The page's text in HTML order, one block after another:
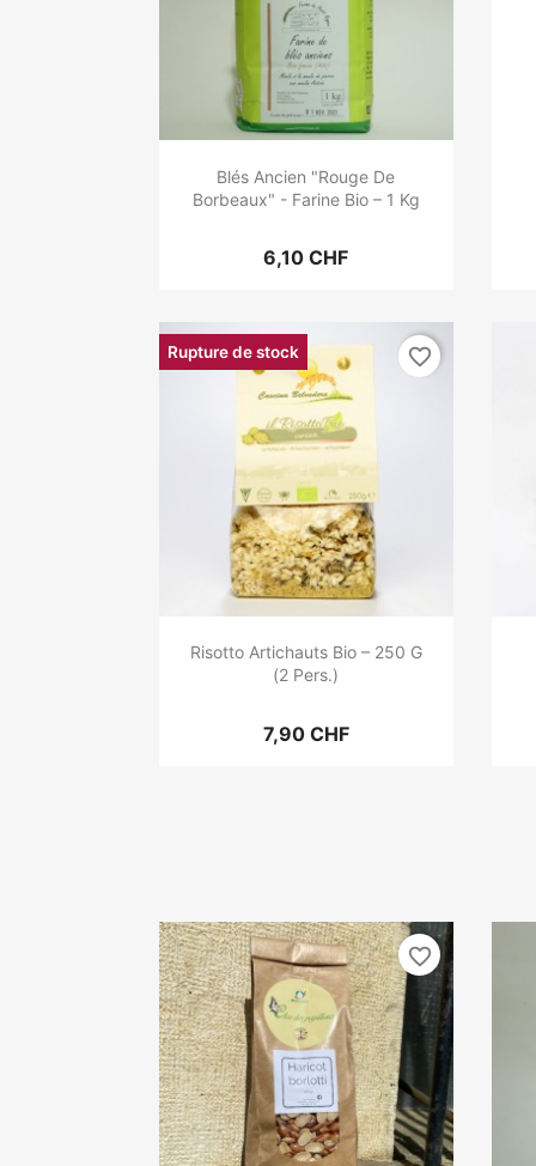
Blés Ancien "Rouge De
Borbeaux" - Farine Bio – 1 Kg
6,10 CHF
Risotto Artichauts Bio – 250 G
(2 Pers.)
7,90 CHF
Rupture de stock favorite_border
favorite_border